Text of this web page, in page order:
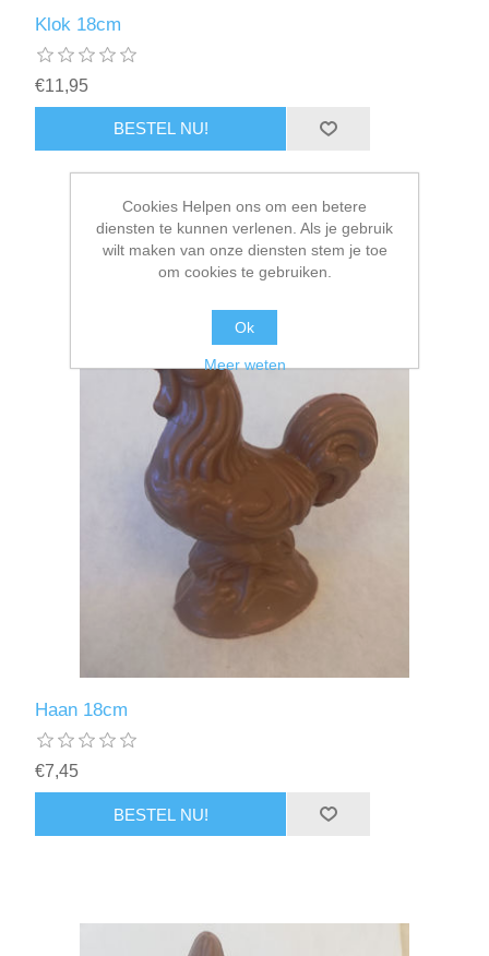
Klok 18cm
€11,95
Haan 18cm
€7,45
Cookies Helpen ons om een betere
diensten te kunnen verlenen. Als je gebruik
wilt maken van onze diensten stem je toe
om cookies te gebruiken.
Ok
Meer weten